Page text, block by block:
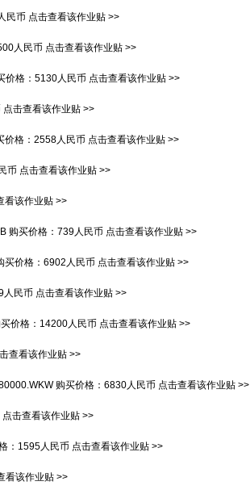
民币 点击查看该作业贴 >>
人民币 点击查看该作业贴 >>
价格： 5130人民币 点击查看该作业贴 >>
点击查看该作业贴 >>
价格： 2558人民币 点击查看该作业贴 >>
币 点击查看该作业贴 >>
看该作业贴 >>
购买价格： 739人民币 点击查看该作业贴 >>
买价格： 6902人民币 点击查看该作业贴 >>
人民币 点击查看该作业贴 >>
价格： 14200人民币 点击查看该作业贴 >>
查看该作业贴 >>
购买价格： 6830人民币 点击查看该作业贴 >>
点击查看该作业贴 >>
： 1595人民币 点击查看该作业贴 >>
看该作业贴 >>